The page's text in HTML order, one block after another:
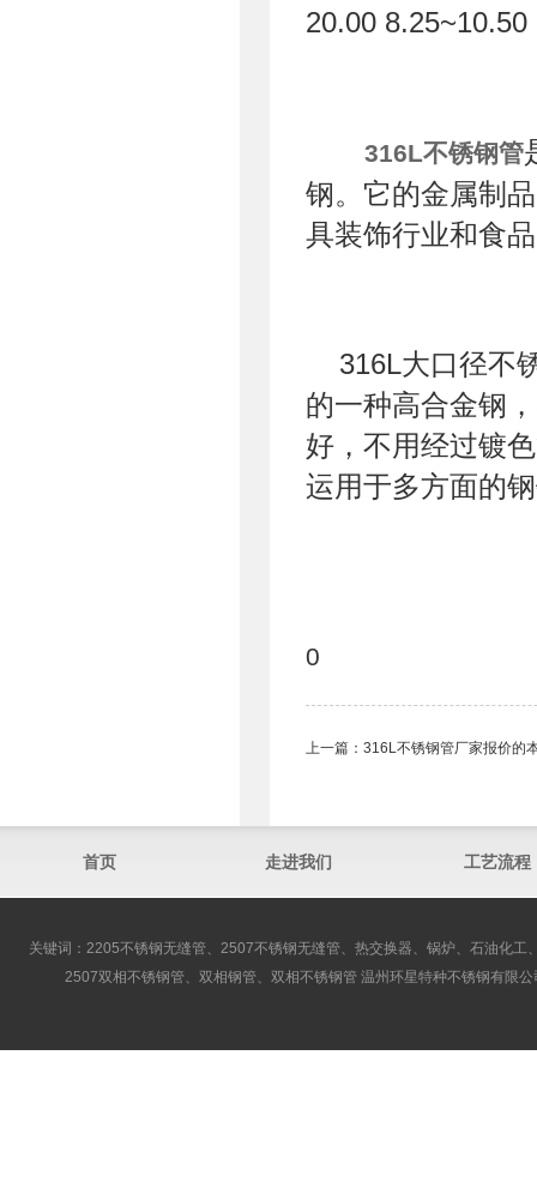
20.00 8.25~10.50
316L不锈钢管
钢。它的金属制
具装饰行业和食
316L大口径不
的一种高合金钢
好，不用经过镀
运用于多方面的
0
上一篇： 316L不锈钢管厂家报价的
首页 走进我们 工艺流程
关键词：2205不锈钢无缝管、2507不锈钢无缝管、热交换器、锅炉、石油化
2507双相不锈钢管、双相钢管、双相不锈钢管 温州环星特种不锈钢有限